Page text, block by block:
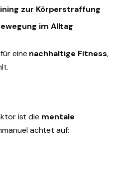
zur Körperstraffung
im Alltag
eine nachhaltige Fitness,
ist die mentale
achtet auf: